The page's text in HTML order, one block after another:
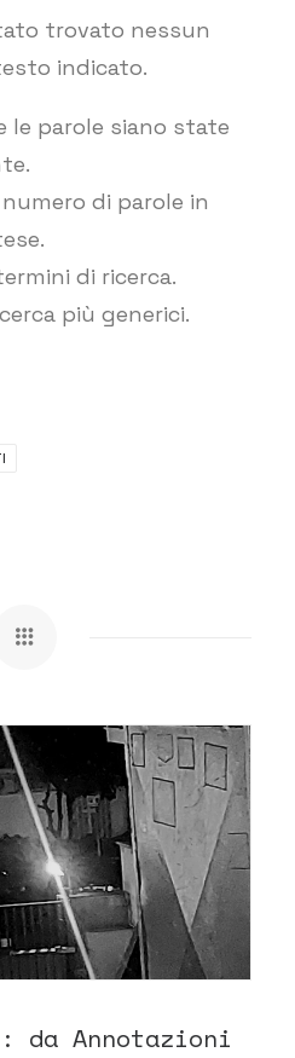
trovato nessun
indicato.
le parole siano state
di parole in
di ricerca.
più generici.
da Annotazioni